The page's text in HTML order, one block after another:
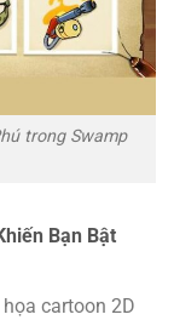
trong Swamp
Bạn Bật
cartoon 2D